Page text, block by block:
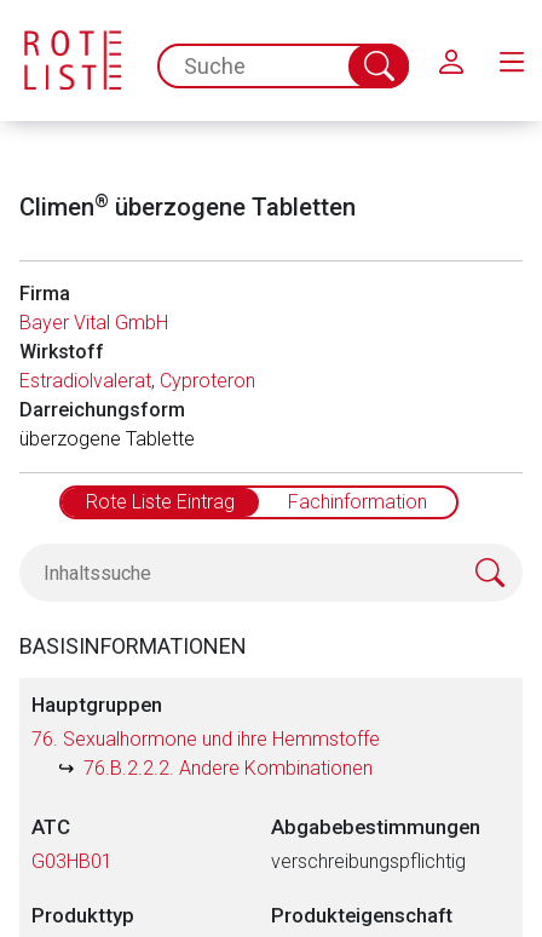
spc.search.input.placeholder
Suche
abschicken
Climen® überzogene Tabletten
Firma
Bayer Vital GmbH
Wirkstoff
Estradiolvalerat, Cyproteron
Darreichungsform
überzogene Tablette
Rote Liste Eintrag Fachinformation
BASISINFORMATIONEN
Hauptgruppen
76. Sexualhormone und ihre Hemmstoffe
76.B.2.2.2. Andere Kombinationen
ATC
G03HB01
Abgabebestimmungen
verschreibungspflichtig
Produkttyp Produkteigenschaft